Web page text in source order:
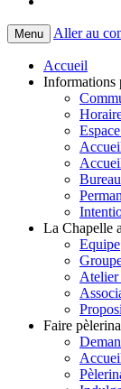
Menu Aller au
Accueil
Informations
La Chapelle
Equipe
Atelier
Faire